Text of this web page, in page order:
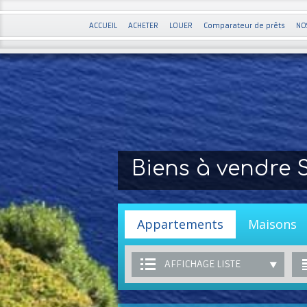
ACCUEIL ACHETER LOUER Comparateur de prêts
Biens à vendre
Appartements Maisons
AFFICHAGE LISTE